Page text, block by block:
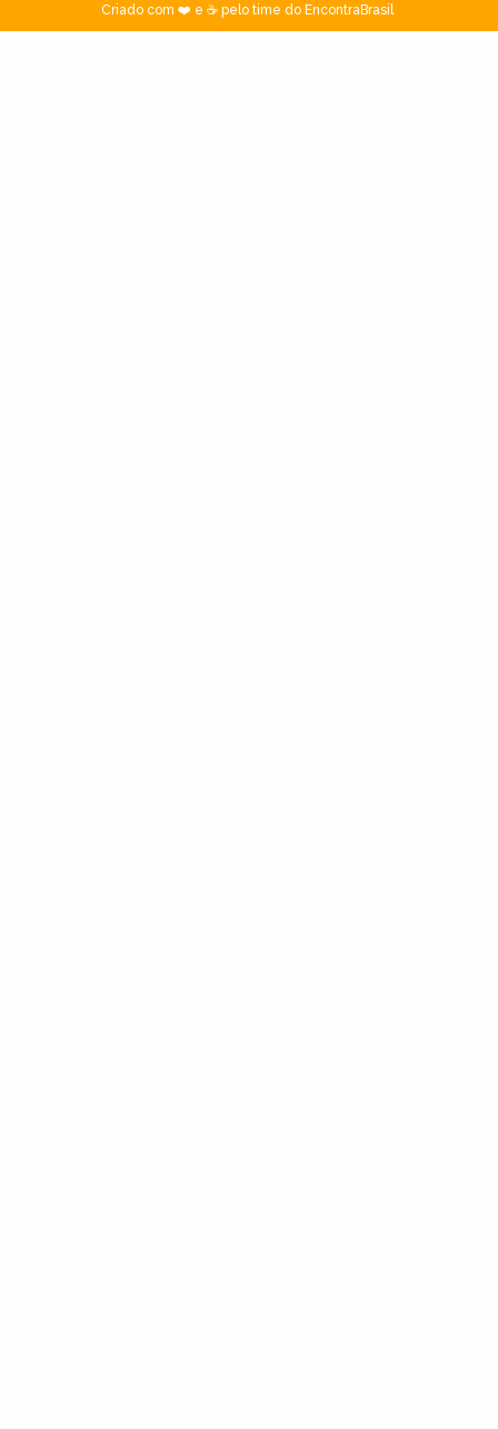
Criado com ❤️ e ☕ pelo time do EncontraBrasil